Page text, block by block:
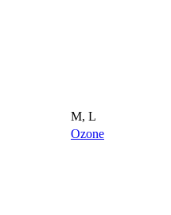
M, L
Ozone